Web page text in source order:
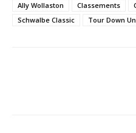
Ally Wollaston
Classements
Schwalbe Classic
Tour Down